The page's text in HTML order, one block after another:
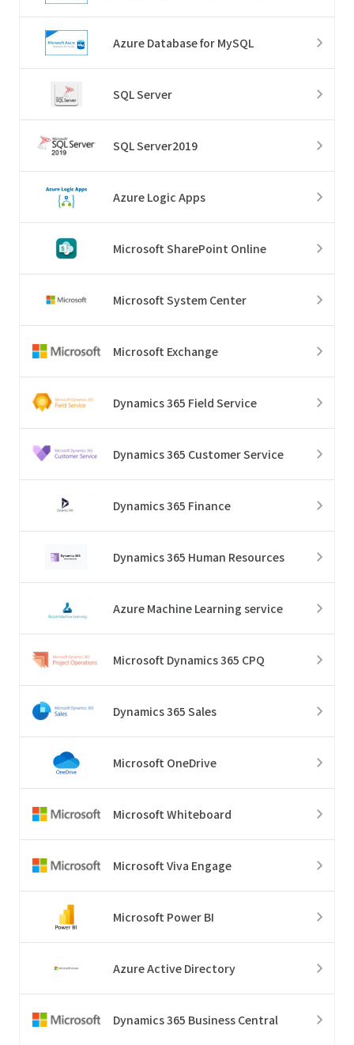
Azure Database for MySQL
SQL Server
SQL Server2019
Azure Logic Apps
Microsoft SharePoint Online
Microsoft System Center
Microsoft Exchange
Dynamics 365 Field Service
Dynamics 365 Customer Service
Dynamics 365 Finance
Dynamics 365 Human Resources
Azure Machine Learning service
Microsoft Dynamics 365 CPQ
Dynamics 365 Sales
Microsoft OneDrive
Microsoft Whiteboard
Microsoft Viva Engage
Microsoft Power BI
Azure Active Directory
Dynamics 365 Business Central